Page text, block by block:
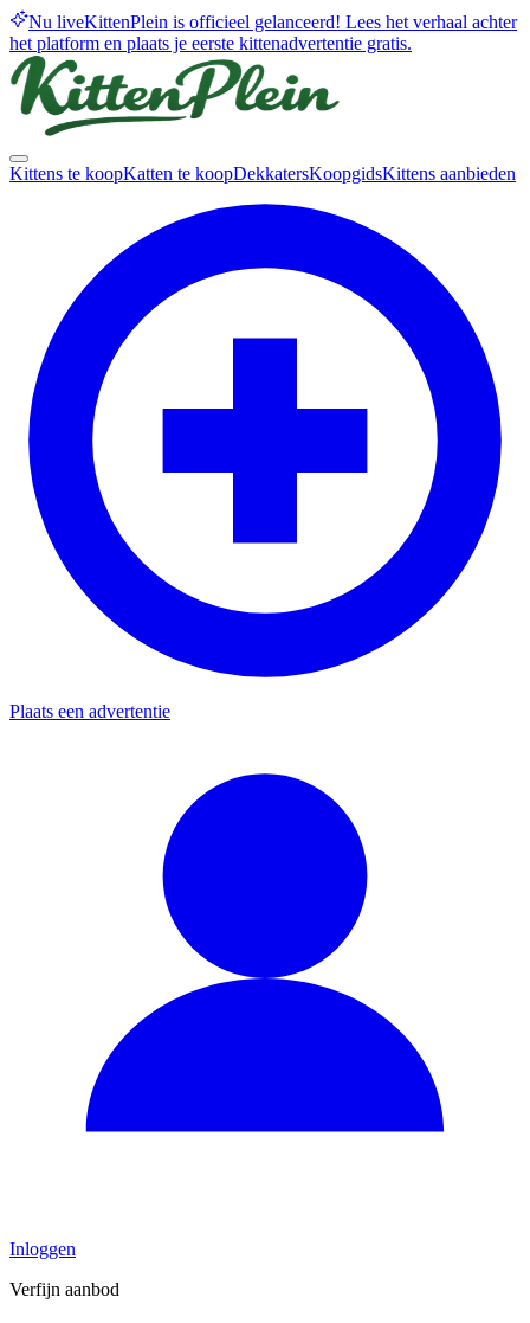
Nu liveKittenPlein is officieel gelanceerd! Lees het verhaal achter
het platform en plaats je eerste kittenadvertentie gratis.
Kittens te koopKatten te koopDekkatersKoopgidsKittens aanbieden
Plaats een advertentie
Inloggen
Verfijn aanbod